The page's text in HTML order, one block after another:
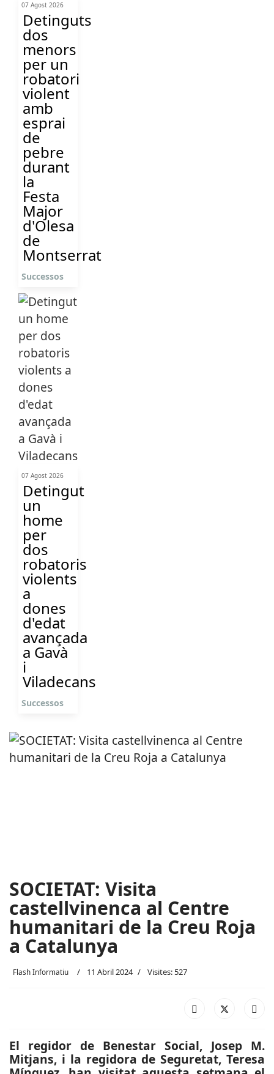
07 Agost 2026
Detinguts
dos
menors
per un
robatori
violent
amb
esprai
de
pebre
durant
la
Festa
Major
d'Olesa
de
Montserrat
Successos
07 Agost 2026
Detingut
un
home
per
dos
robatoris
violents
a
dones
d'edat
avançada
a Gavà
i
Viladecans
Successos
SOCIETAT: Visita
castellvinenca al Centre
humanitari de la Creu Roja
a Catalunya
Flash Informatiu 11 Abril 2024 Visites: 527
El regidor de Benestar Social, Josep M.
Mitjans, i la regidora de Seguretat, Teresa